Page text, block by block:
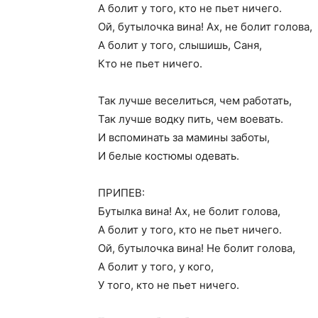
А болит у того, кто не пьет ничего.
Ой, бутылочка вина! Ах, не болит голова,
А болит у того, слышишь, Саня,
Кто не пьет ничего.
Так лучше веселиться, чем работать,
Так лучше водку пить, чем воевать.
И вспоминать за мамины заботы,
И белые костюмы одевать.
ПРИПЕВ:
Бутылка вина! Ах, не болит голова,
А болит у того, кто не пьет ничего.
Ой, бутылочка вина! Не болит голова,
А болит у того, у кого,
У того, кто не пьет ничего.